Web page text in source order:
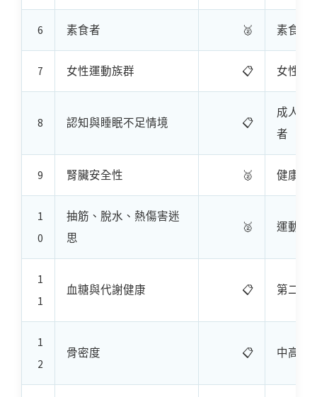
6 素食者 🥈 素食或
7 女性運動族群 📋 女性重
8 認知與睡眠不足情境 📋
成人、
者
9 腎臟安全性 🥈 健康成
1
0
抽筋、脫水、熱傷害迷
思
🥈 運動族
1
1
血糖與代謝健康 📋 第二型
1
2
骨密度 📋 中高齡